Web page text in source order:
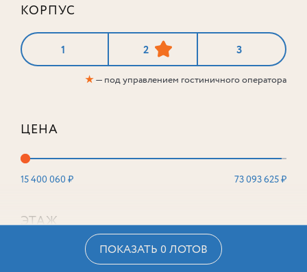
КОРПУС
1 2 3
★— под управлением гостиничного оператора
ЦЕНА
15 400 060 ₽ 73 093 625 ₽
ЭТАЖ
ПОКАЗАТЬ 0 ЛОТОВ